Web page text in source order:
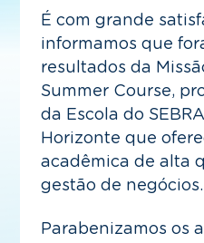
É com grande
informamos que
resultados da
Summer Course,
da Escola do
Horizonte que
acadêmica de alta
gestão de negócios.
Parabenizamos os